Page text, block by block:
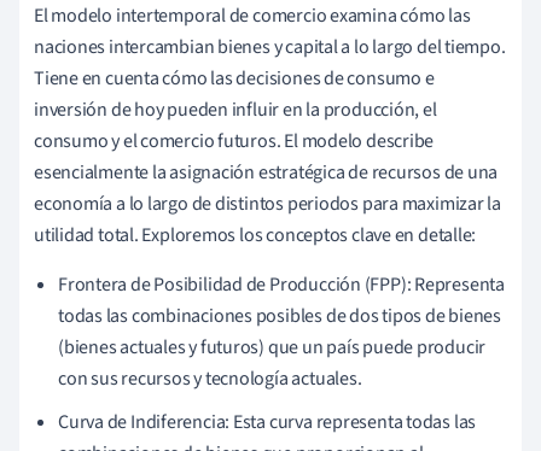
El modelo intertemporal de comercio examina cómo las
naciones intercambian bienes y capital a lo largo del tiempo.
Tiene en cuenta cómo las decisiones de consumo e
inversión de hoy pueden influir en la producción, el
consumo y el comercio futuros. El modelo describe
esencialmente la asignación estratégica de recursos de una
economía a lo largo de distintos periodos para maximizar la
utilidad total. Exploremos los conceptos clave en detalle:
Frontera de Posibilidad de Producción (FPP): Representa
todas las combinaciones posibles de dos tipos de bienes
(bienes actuales y futuros) que un país puede producir
con sus recursos y tecnología actuales.
Curva de Indiferencia: Esta curva representa todas las